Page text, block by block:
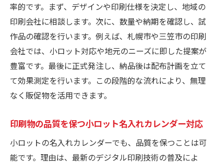
率的です。まず、デザインや印刷仕様を決定し、地域の
印刷会社に相談します。次に、数量や納期を確認し、試
作品の確認を行います。例えば、札幌市や三笠市の印刷
会社では、小ロット対応や地元のニーズに即した提案が
豊富です。最後に正式発注し、納品後は配布計画を立て
て効果測定を行います。この段階的な流れにより、無理
なく販促物を活用できます。
印刷物の品質を保つ小ロット名入れカレンダー対応
小ロットの名入れカレンダーでも、品質を保つことは可
能です。理由は、最新のデジタル印刷技術の普及によ